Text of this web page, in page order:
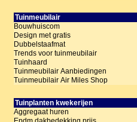
Tuinmeubilair
Bouwhuiscom
Design met gratis
Dubbelstaafmat
Trends voor tuinmeubilair
Tuinhaard
Tuinmeubilair Aanbiedingen
Tuinmeubilair Air Miles Shop
Tuinplanten kwekerijen
Aggregaat huren